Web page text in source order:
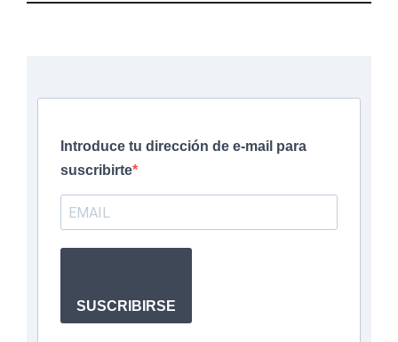
Introduce tu dirección de e-mail para
suscribirte
SUSCRIBIRSE